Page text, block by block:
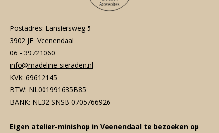
Postadres: Lansiersweg 5
3902 JE Veenendaal
06 - 39721060
info@madeline-sieraden.nl
KVK: 69612145
BTW: NL001991635B85
BANK: NL32 SNSB 0705766926
Eigen atelier-minishop in Veenendaal te bezoeken op